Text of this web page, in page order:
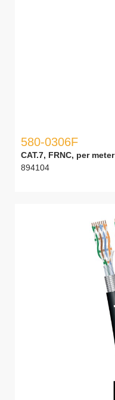
580-0306F
CAT.7, FRNC, per meter
894104